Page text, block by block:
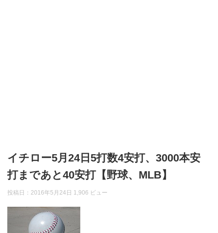
イチロー5月24日5打数4安打、3000本安
打まであと40安打【野球、MLB】
投稿日： 2016年5月24日 1,906 ビュー